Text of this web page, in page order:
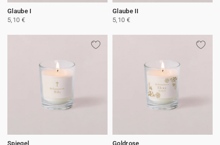
Glaube I
5,10 €
Glaube II
5,10 €
Spiegel
Goldrose